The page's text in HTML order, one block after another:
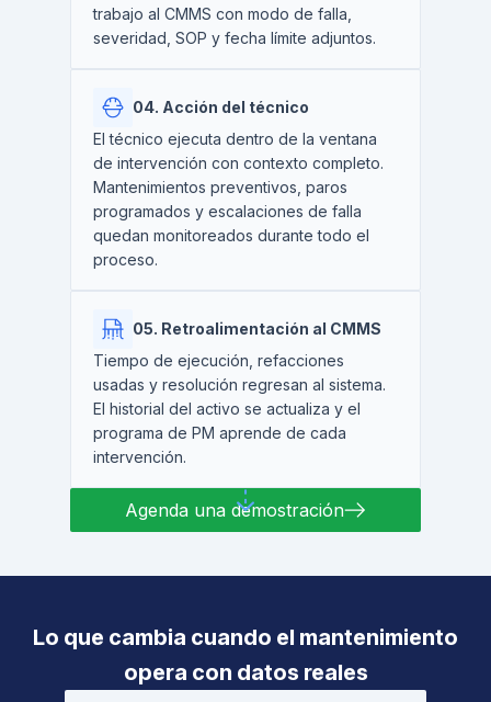
trabajo al CMMS con modo de falla,
severidad, SOP y fecha límite adjuntos.
04. Acción del técnico
El técnico ejecuta dentro de la ventana
de intervención con contexto completo.
Mantenimientos preventivos, paros
programados y escalaciones de falla
quedan monitoreados durante todo el
proceso.
05. Retroalimentación al CMMS
Tiempo de ejecución, refacciones
usadas y resolución regresan al sistema.
El historial del activo se actualiza y el
programa de PM aprende de cada
intervención.
Agenda una demostración
Lo que cambia cuando el mantenimiento
opera con datos reales